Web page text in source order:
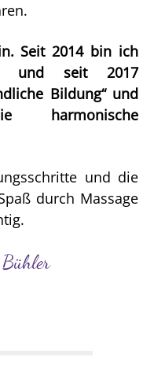
Seit 2014 bin ich
und seit 2017
Bildung“ und
harmonische
und die
durch Massage